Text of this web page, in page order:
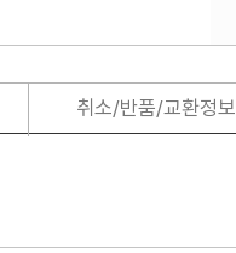
취소/반품/교환정보